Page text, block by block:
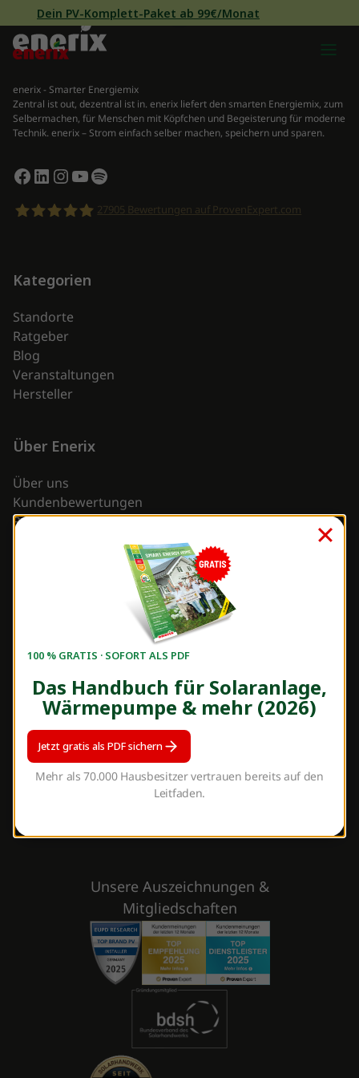
Direkt zum Inhalt wechseln
Dein PV-Komplett-Paket ab 99€/Monat
Hauptnavigation
enerix - Smarter Energiemix
Zentral ist out, dezentral ist in. enerix liefert den smarten Energiemix, zum
Selbermachen, für Menschen mit Köpfchen und Begeisterung für moderne
Technik. enerix – Strom einfach selber machen, speichern und sparen.
Facebook
LinkedIn
Instagram
YouTube
Spotify
27905Bewertungen auf ProvenExpert.com
Kategorien
Standorte
Ratgeber
Blog
Veranstaltungen
Hersteller
Über Enerix
Über uns
Kundenbewertungen
Referenzen
Kunden werben Kunden
Photovoltaik Leitfaden
Kontakt
Unternehmen
Presse & Medien
Karriere
Montagepartner werden
Unsere Auszeichnungen &
Mitgliedschaften
100 % GRATIS · SOFORT ALS PDF
Das Handbuch für Solaranlage,
Wärmepumpe & mehr (2026)
Jetzt gratis als PDF sichern
Mehr als 70.000 Hausbesitzer vertrauen bereits auf den
Leitfaden.